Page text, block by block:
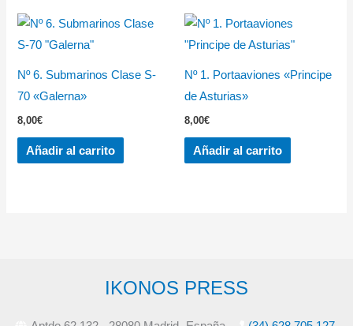
Nº 6. Submarinos Clase S-
70 «Galerna»
8,00€
Añadir al carrito
Nº 1. Portaaviones «Principe
de Asturias»
8,00€
Añadir al carrito
IKONOS PRESS